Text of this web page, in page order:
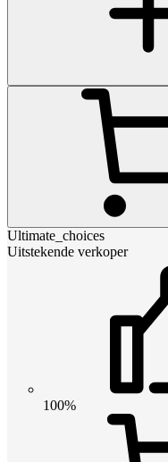
Ultimate_choices
Uitstekende verkoper
100%